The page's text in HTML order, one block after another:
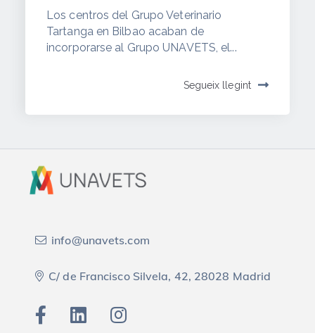
Los centros del Grupo Veterinario
Tartanga en Bilbao acaban de
incorporarse al Grupo UNAVETS, el...
Segueix llegint
info@unavets.com
C/ de Francisco Silvela, 42, 28028 Madrid